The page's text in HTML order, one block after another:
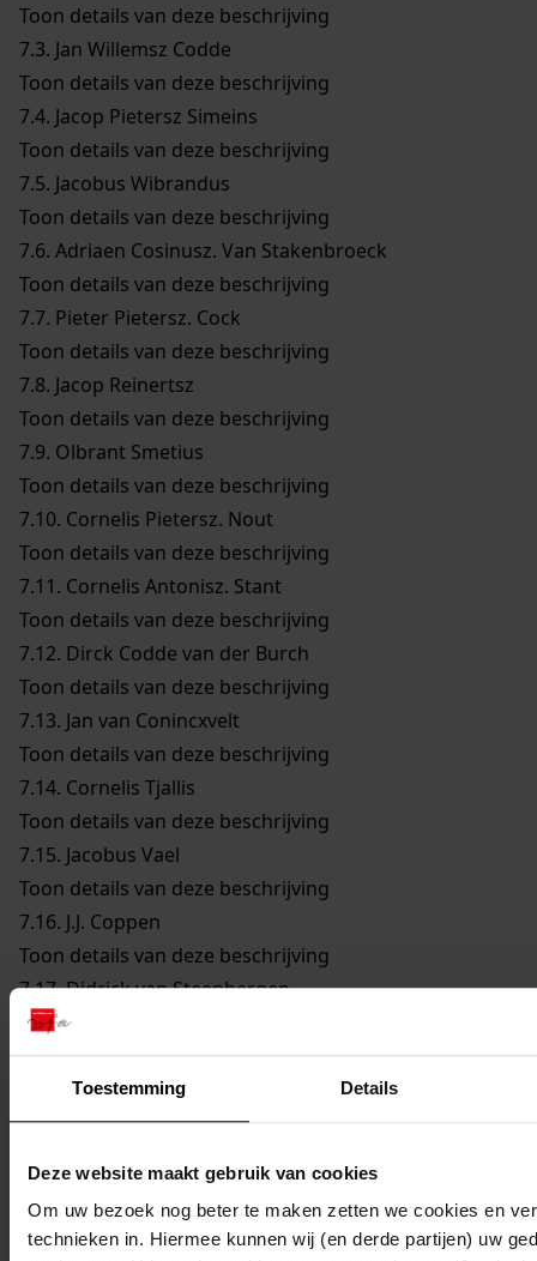
Toestemming Details
Deze website maakt gebruik van cookies
Om uw bezoek nog beter te maken zetten we cookies en
technieken in. Hiermee kunnen wij (en derde partijen) uw
Toon details van deze beschrijving
7.3. Jan Willemsz Codde
Toon details van deze beschrijving
7.4. Jacop Pietersz Simeins
Toon details van deze beschrijving
7.5. Jacobus Wibrandus
Toon details van deze beschrijving
7.6. Adriaen Cosinusz. Van Stakenbroeck
Toon details van deze beschrijving
7.7. Pieter Pietersz. Cock
Toon details van deze beschrijving
7.8. Jacop Reinertsz
Toon details van deze beschrijving
7.9. Olbrant Smetius
Toon details van deze beschrijving
7.10. Cornelis Pietersz. Nout
Toon details van deze beschrijving
7.11. Cornelis Antonisz. Stant
Toon details van deze beschrijving
7.12. Dirck Codde van der Burch
Toon details van deze beschrijving
7.13. Jan van Conincxvelt
Toon details van deze beschrijving
7.14. Cornelis Tjallis
Toon details van deze beschrijving
7.15. Jacobus Vael
Toon details van deze beschrijving
7.16. J.J. Coppen
Toon details van deze beschrijving
7.17.Didrick van Steenbergen
Toon details van deze beschrijving
7.18.Reijer Claesz. Sampson
Toon details van deze beschrijving
7.19.Remmet Jansz. Keijser
Joannes Cleyers
Toon details van deze beschrijving